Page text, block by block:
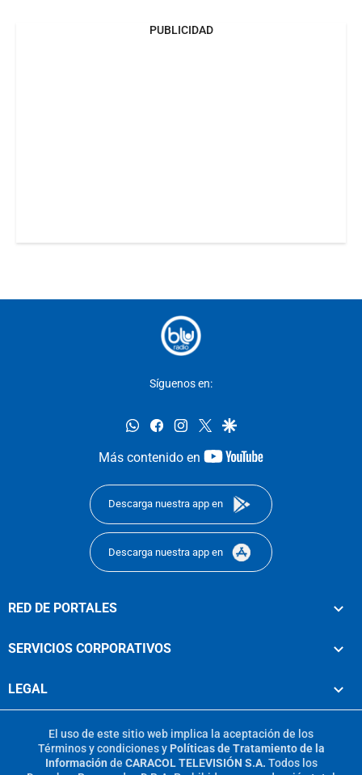
PUBLICIDAD
Síguenos en:
whatsappfacebookinstagram
twittergoogle
Más contenido en
youtube-
Descarga nuestra app en
Descarga nuestra app en
RED DE PORTALES
SERVICIOS CORPORATIVOS
LEGAL
El uso de este sitio web implica la aceptación de los
Términos y condicionesy Políticas de Tratamiento de la
Información de CARACOL TELEVISIÓN S.A. Todos los